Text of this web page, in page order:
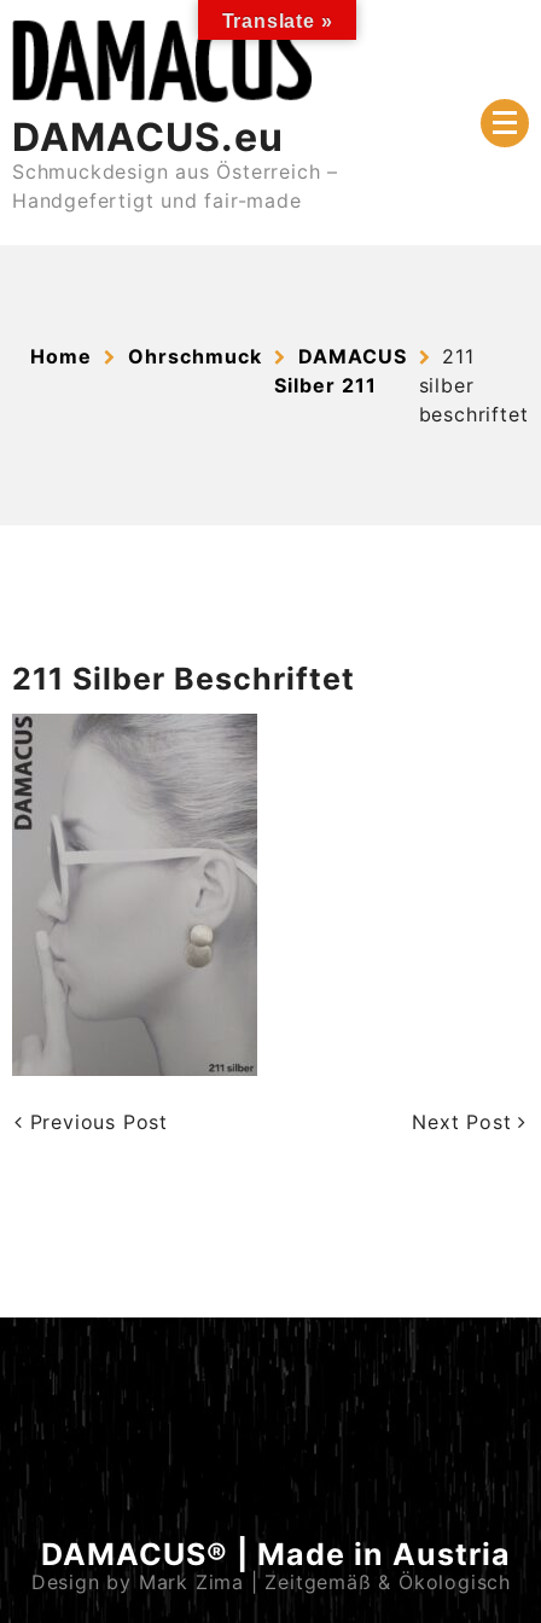
content
DAMACUS.eu
Schmuckdesign aus Österreich –
Handgefertigt und fair-made
Home Ohrschmuck
DAMACUS
Silber 211
211
silber
beschriftet
211 Silber Beschriftet
Previous Post Next Post
DAMACUS® | Made in Austria
Design by Mark Zima | Zeitgemäß & Ökologisch
Translate »